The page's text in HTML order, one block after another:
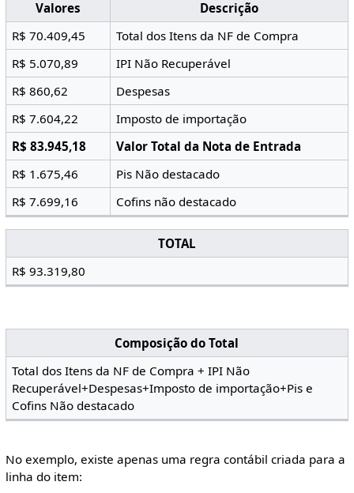
Valores
Descrição
R$ 70.409,45
Total dos Itens da NF de Compra
R$ 5.070,89
IPI Não Recuperável
R$ 860,62
Despesas
R$ 7.604,22
Imposto de importação
R$ 83.945,18
Valor Total da Nota de Entrada
R$ 1.675,46
Pis Não destacado
R$ 7.699,16
Cofins não destacado
TOTAL
R$ 93.319,80
Composição do Total
Total dos Itens da NF de Compra + IPI Não
Recuperável+Despesas+Imposto de importação+Pis e
Cofins Não destacado
No exemplo, existe apenas uma regra contábil criada para a
linha do item: